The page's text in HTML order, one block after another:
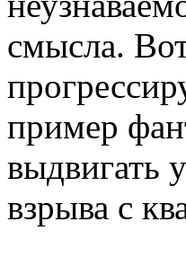
смысла.
пример
выдвигать
взрыва с